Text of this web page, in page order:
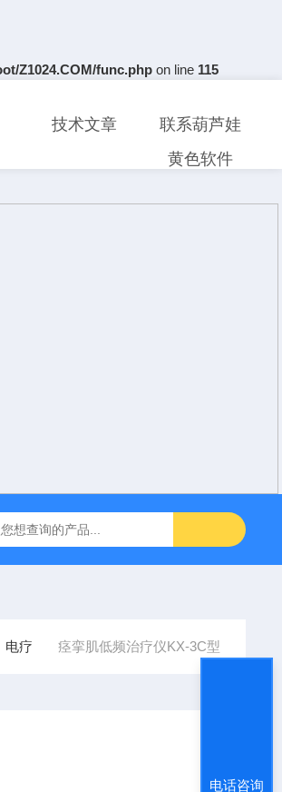
Z1024.COM/func.php on line 115
技术文章
联系葫芦娃
黄色软件
疗仪 飞利浦半自动体外除颤仪 FRX （
电疗 痉挛肌低频治疗仪KX-3C型
电话咨询